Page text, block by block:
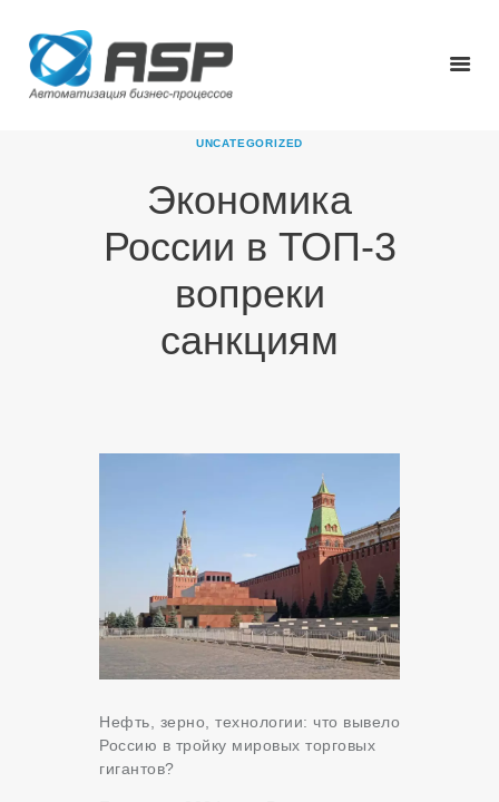
UNCATEGORIZED
Экономика
России в ТОП-3
вопреки
санкциям
ГЛАВНАЯ
О КОМПАНИИ
НОВОСТИ
КАРЬЕРА
Нефть, зерно, технологии: что вывело
Россию в тройку мировых торговых
гигантов?